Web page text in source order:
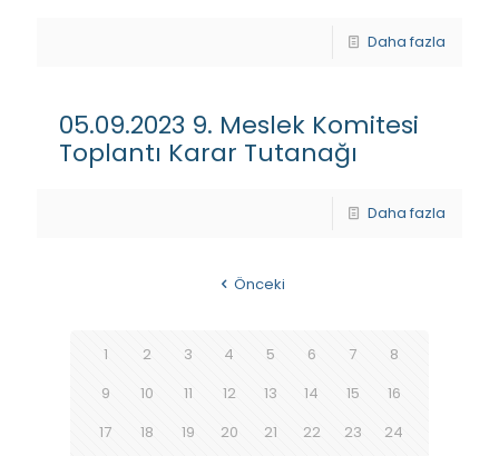
Daha fazla
05.09.2023 9. Meslek Komitesi
Toplantı Karar Tutanağı
Daha fazla
Önceki
1 2 3 4 5 6 7
8
9
10 11 12 13 14 15
16
17
18 19 20 21 22 23
24